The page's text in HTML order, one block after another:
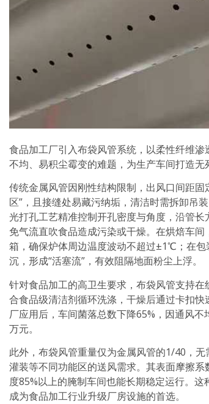
食品加工厂引入布袋风管系统，以柔性纤维
不均、易积尘霉变的难题，为生产车间打造无
传统金属风管因刚性结构限制，出风口间距
区”，且接缝处易藏污纳垢，清洁时需拆卸吊
光打孔工艺精准控制开孔密度与角度，沿管
免气流直吹食品造成污染或干燥。在烘焙车
箱，确保炉体周边温度波动不超过±1℃；在
沉，形成“活塞流”，有效阻隔地面粉尘上浮。
针对食品加工的高卫生要求，布袋风管支持
合食品级清洁剂循环洗涤，干燥后通过卡扣
厂应用后，车间菌落总数下降65%，因通风
万元。
此外，布袋风管重量仅为金属风管的1/40，无
灌装等不同功能区的送风需求。其表面摩擦
度85%以上的腌制车间也能长期稳定运行。
成为食品加工行业升级厂房设施的首选。